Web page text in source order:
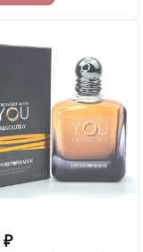
₽